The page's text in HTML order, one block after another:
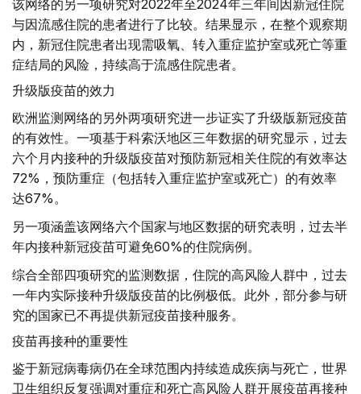
该网络的另一项研究对2022年至2024年三年间因新冠住院
与因流感住院的患者进行了比较。结果显示，在整个观察期
内，新冠住院患者出现需吸氧、转入重症监护室或死亡等重
症结局的风险，持续高于流感住院患者。
升级版疫苗的效力
欧洲监测网络的另外两项研究进一步证实了升级版新冠疫苗
的有效性。一项基于科索沃地区三年数据的研究显示，过去
六个月内接种的升级版疫苗对预防新冠相关住院的有效率达
72%，预防重症（包括转入重症监护室或死亡）的有效率
达67%。
另一项涵盖该网络六个国家与地区数据的研究表明，过去半
年内接种新冠疫苗可避免60%的住院病例。
综合全部四项研究的监测数据，住院的高风险人群中，过去
一年内实际接种升级版疫苗的比例极低。此外，部分参与研
究的国家已不再提供新冠疫苗接种服务。
疫苗再接种的重要性
鉴于新冠病毒病仍在全球范围内持续造成疾病与死亡，世界
卫生组织反复强调对重症和死亡高风险人群开展疫苗再接种